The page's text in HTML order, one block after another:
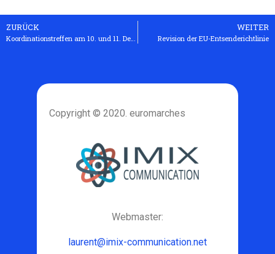
ZURÜCK
Koordinationstreffen am 10. und 11. Dezember 2016 in Köln
WEITER
Revision der EU-Entsenderichtlinie
Copyright © 2020. euromarches
Webmaster:
laurent@imix-communication.net